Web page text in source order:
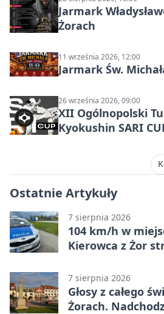
Jarmark
Żorach
11 września 2026, 12:00
Jarmark Św.
26 września 2026, 09:00
XII Ogólnopolski
Kyokushin SARI
Ostatnie Artykuły
7 sierpnia 2026
104 km/h w
Kierowca z Żor
7 sierpnia 2026
Głosy z całego
Żorach.